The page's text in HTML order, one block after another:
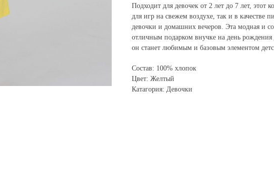
Подходит для девочек от 2 лет до 7 лет, этот
для игр на свежем воздухе, так и в
девочки и домашних вечеров. Эта модная и
отличным подарком внучке на день
он станет любимым и базовым элементом
Состав: 100% хлопок
Цвет: Желтый
Катагория: Девочки